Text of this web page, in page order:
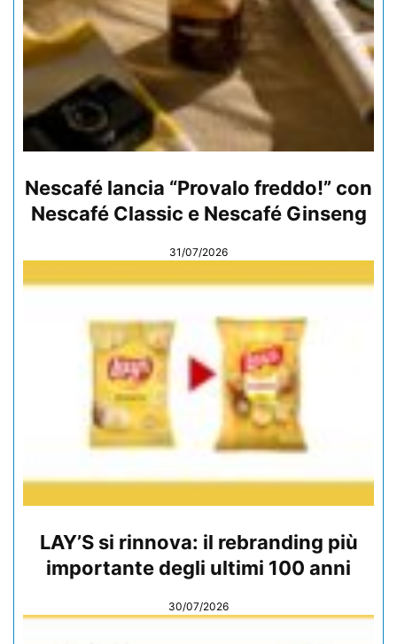
Nescafé lancia “Provalo freddo!” con
Nescafé Classic e Nescafé Ginseng
31/07/2026
LAY’S si rinnova: il rebranding più
importante degli ultimi 100 anni
30/07/2026